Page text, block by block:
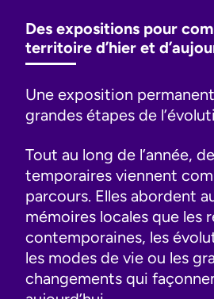
Des expositions pour
territoire d’hier et
Une exposition
grandes étapes de
Tout au long de l’année,
temporaires viennent
parcours. Elles abordent
mémoires locales que les
contemporaines, les
les modes de vie ou les
changements qui